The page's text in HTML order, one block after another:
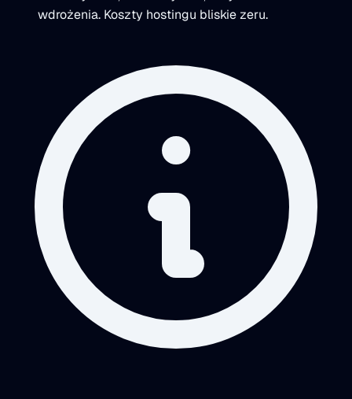
wdrożenia. Koszty hostingu bliskie zeru.